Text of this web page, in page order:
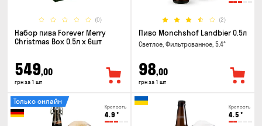
(0)
Набор пива Forever Merry
Christmas Box 0.5л x 6шт
549,00
грн за 1 шт
(2)
Пиво Monchshof Landbier 0.5л
Светлое, Фильтрованное, 5.4°
98,00
грн за 1 шт
Крепость
4.9 °
Только онлайн
Крепость
4.5 °